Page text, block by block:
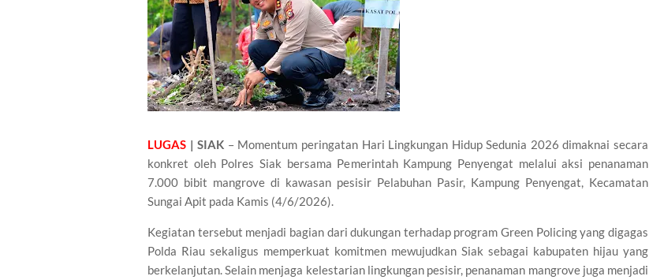
LUGAS | SIAK – Momentum peringatan Hari Lingkungan Hidup Sedunia 2026 dimaknai secara
konkret oleh Polres Siak bersama Pemerintah Kampung Penyengat melalui aksi penanaman
7.000 bibit mangrove di kawasan pesisir Pelabuhan Pasir, Kampung Penyengat, Kecamatan
Sungai Apit pada Kamis (4/6/2026).
Kegiatan tersebut menjadi bagian dari dukungan terhadap program Green Policing yang digagas
Polda Riau sekaligus memperkuat komitmen mewujudkan Siak sebagai kabupaten hijau yang
berkelanjutan. Selain menjaga kelestarian lingkungan pesisir, penanaman mangrove juga menjadi